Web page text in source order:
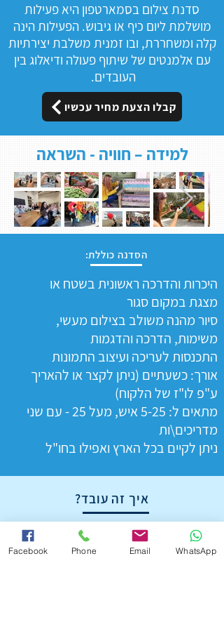
סדנת צילום בסמארטפון היא פעילות
מושלמת ליום כיף או גיבוש. הפעילות הינה
קלה ומשחררת, ובו זמנית משלבת יצירתיות
עם אלמנטים של שיתוף פעולה ודיאלוג בין
העובדים.
קבלו הצעת מחיר עכשיו
למידה – חוויה - השראה
הסדנה כוללת:
היכרות והדרכה ראשונית בשטח או
מצגת במקום סגור
סיור מהנה משולב בצילום מעשי,
משימות, הדרכה והדגמות
התכנסות לעריכה ועיצוב התמונות
אורך: כשעתיים (ניתן לקצר או להאריך
ע"פ לו"ז של הלקוח)
מתאים ל: 5-25 איש, מעל 25 - עם שני
מדריכים\ות
ניתן לקיים בכל הארץ ואפילו בחו"ל
איך זה עובד?
הסדנה מתאימה לקבוצות קטנות וגדולות
כאחד, וניתן לקיימה בכל מקום, כסיורFacebook Phone Email WhatsApp